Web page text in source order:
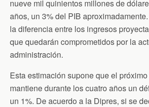
nueve mil quinientos millones de
años, un 3% del PIB
la diferencia entre los ingresos
que quedarán comprometidos por la
administración.
Esta estimación supone que el
mantiene durante los cuatro años un
un 1%. De acuerdo a la Dipres, si se